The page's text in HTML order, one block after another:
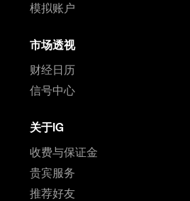
模拟账户
市场透视
财经日历
信号中心
关于IG
收费与保证金
贵宾服务
推荐好友